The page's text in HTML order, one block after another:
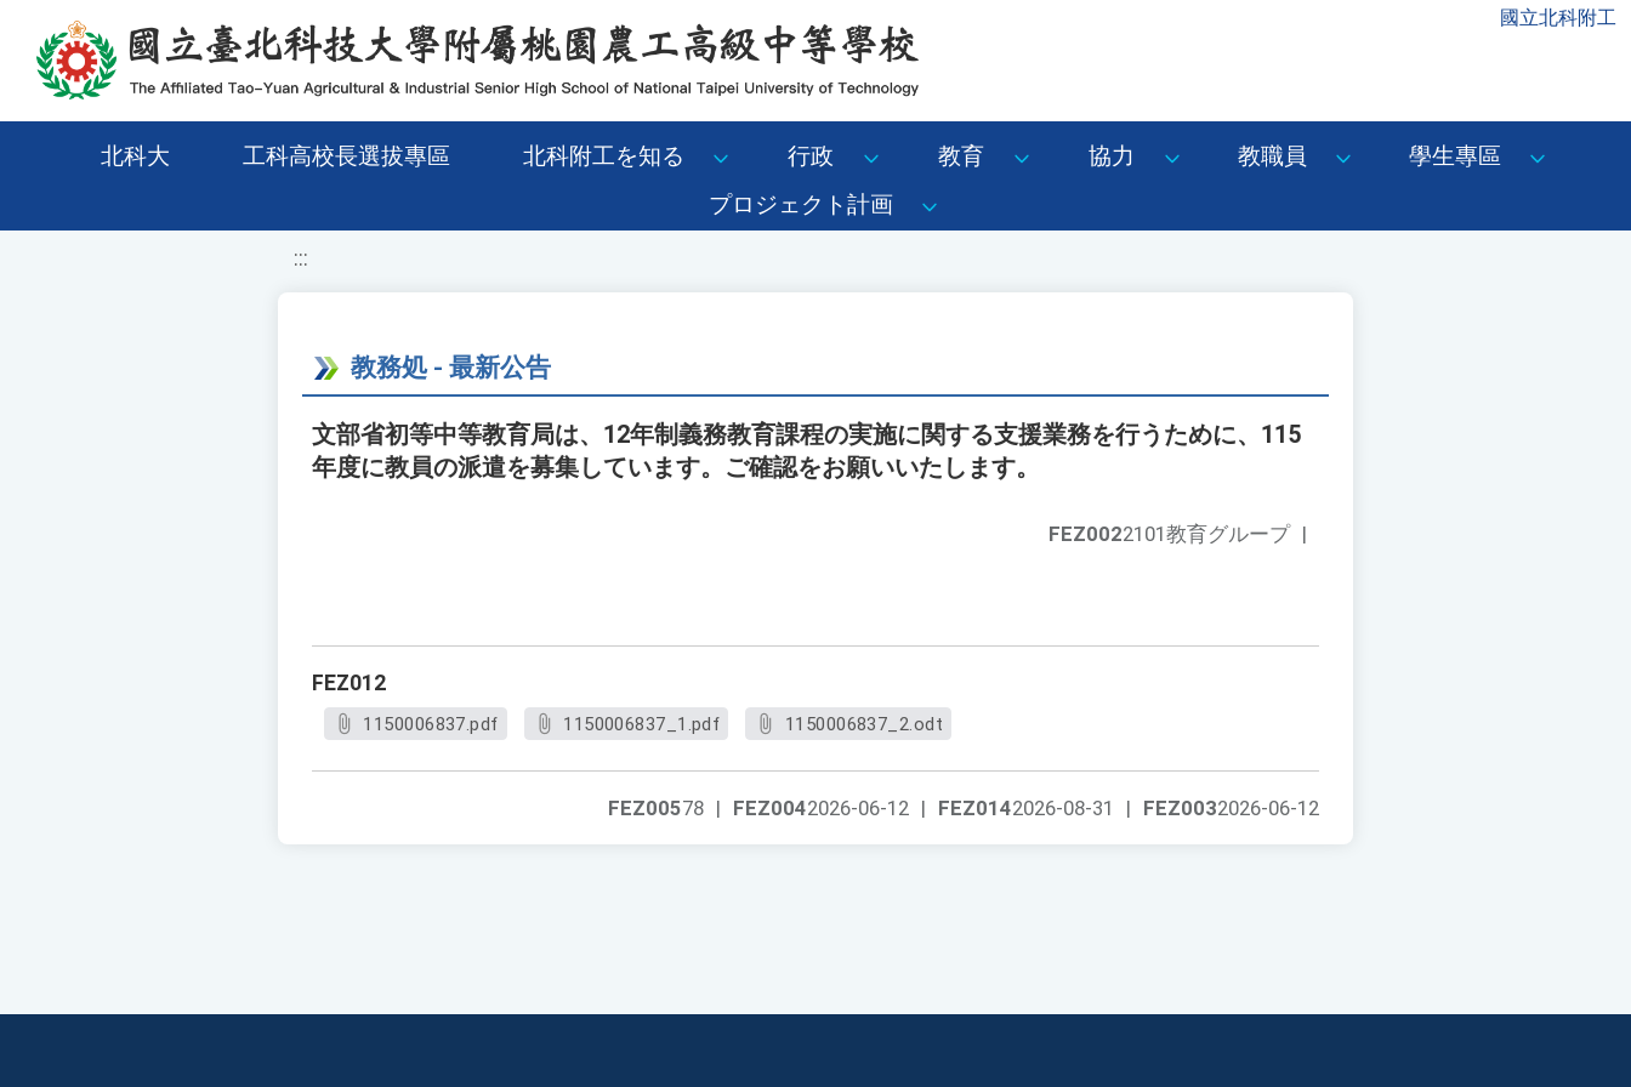
移至網頁之主要內容區位置 國立北科附工
北科大 工科高校長選拔專區 北科附工を知る 行政 教育 協力 教職員
學生專區
プロジェクト計画
:::
教務処 - 最新公告
文部省初等中等教育局は、12年制義務教育課程の実施に関する支援業務を行うために、115
年度に教員の派遣を募集しています。ご確認をお願いいたします。
FEZ0022101教育グループ |
FEZ012
1150006837.pdf 1150006837_1.pdf 1150006837_2.odt
FEZ0032026-06-12
FEZ0142026-08-31 |
FEZ0042026-06-12 |
FEZ00578 |